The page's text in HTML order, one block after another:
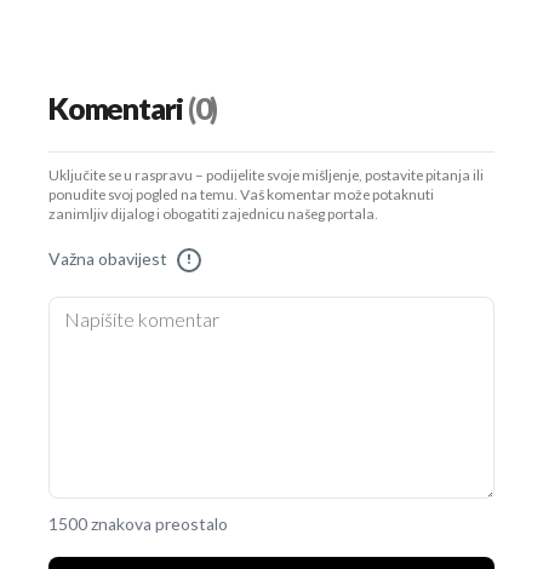
Komentari(0)
Uključite se u raspravu – podijelite svoje mišljenje, postavite pitanja ili
ponudite svoj pogled na temu. Vaš komentar može potaknuti
zanimljiv dijalog i obogatiti zajednicu našeg portala.
Važna obavijest !
1500 znakova preostalo